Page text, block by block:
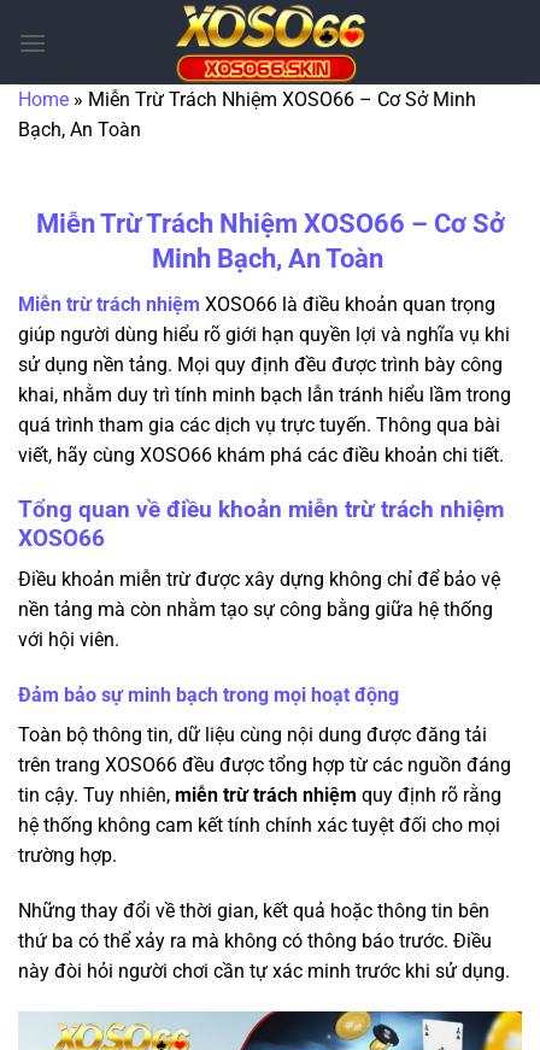
qua
dungHome » Miễn Trừ Trách Nhiệm XOSO66 – Cơ Sở Minh
Bạch, An Toàn
Miễn Trừ Trách Nhiệm XOSO66 – Cơ Sở
Minh Bạch, An Toàn
Miễn trừ trách nhiệm XOSO66 là điều khoản quan trọng
giúp người dùng hiểu rõ giới hạn quyền lợi và nghĩa vụ khi
sử dụng nền tảng. Mọi quy định đều được trình bày công
khai, nhằm duy trì tính minh bạch lẫn tránh hiểu lầm trong
quá trình tham gia các dịch vụ trực tuyến. Thông qua bài
viết, hãy cùng XOSO66 khám phá các điều khoản chi tiết.
Tổng quan về điều khoản miễn trừ trách nhiệm
XOSO66
Điều khoản miễn trừ được xây dựng không chỉ để bảo vệ
nền tảng mà còn nhằm tạo sự công bằng giữa hệ thống
với hội viên.
Đảm bảo sự minh bạch trong mọi hoạt động
Toàn bộ thông tin, dữ liệu cùng nội dung được đăng tải
trên trang XOSO66 đều được tổng hợp từ các nguồn đáng
tin cậy. Tuy nhiên, miễn trừ trách nhiệm quy định rõ rằng
hệ thống không cam kết tính chính xác tuyệt đối cho mọi
trường hợp.
Những thay đổi về thời gian, kết quả hoặc thông tin bên
thứ ba có thể xảy ra mà không có thông báo trước. Điều
này đòi hỏi người chơi cần tự xác minh trước khi sử dụng.